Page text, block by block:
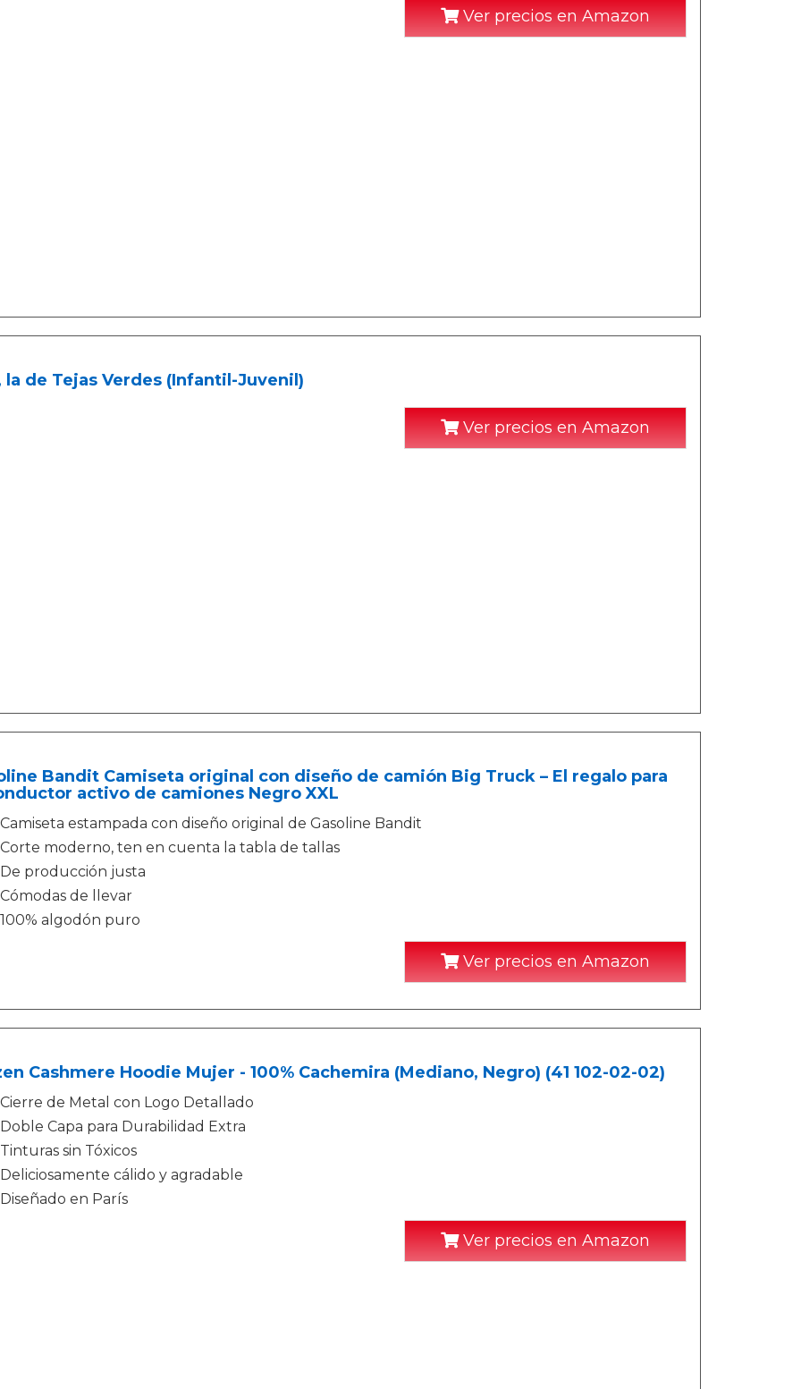
Ver precios en Amazon
la de Tejas Verdes (Infantil-Juvenil)
Ver precios en Amazon
Bandit Camiseta original con diseño de camión Big Truck – El regalo para
activo de camiones Negro XXL
Camiseta estampada con diseño original de Gasoline Bandit
Corte moderno, ten en cuenta la tabla de tallas
De producción justa
Cómodas de llevar
100% algodón puro
Ver precios en Amazon
Cashmere Hoodie Mujer - 100% Cachemira (Mediano, Negro) (41 102-02-02)
Cierre de Metal con Logo Detallado
Doble Capa para Durabilidad Extra
Tinturas sin Tóxicos
Deliciosamente cálido y agradable
Diseñado en París
Ver precios en Amazon